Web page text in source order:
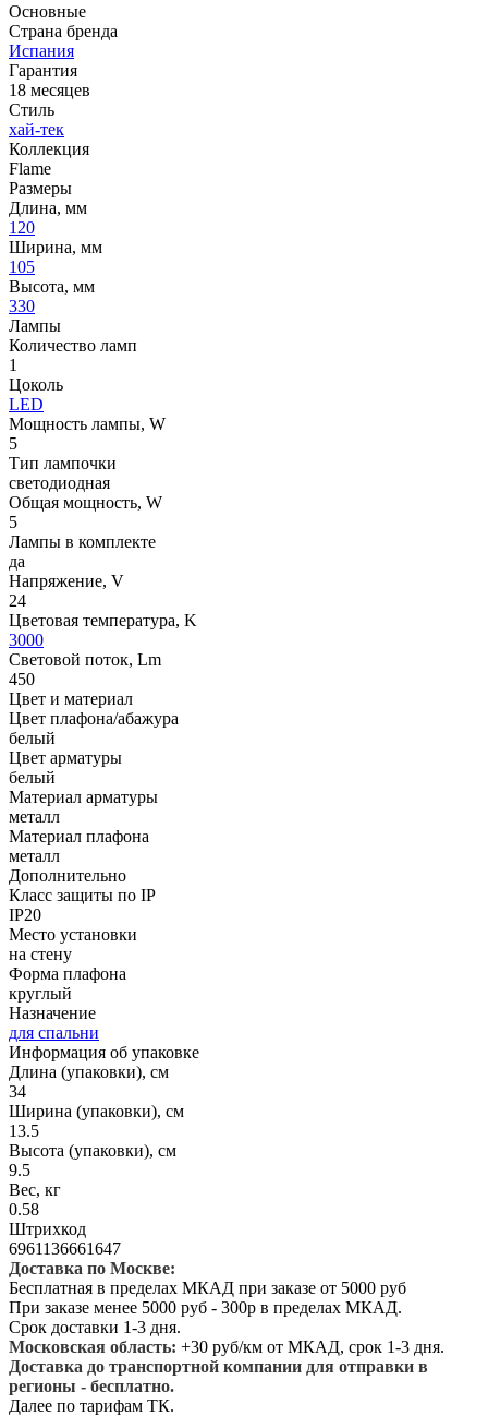
Основные
Страна бренда
Испания
Гарантия
18 месяцев
Стиль
хай-тек
Коллекция
Flame
Размеры
Длина, мм
120
Ширина, мм
105
Высота, мм
330
Лампы
Количество ламп
1
Цоколь
LED
Мощность лампы, W
5
Тип лампочки
светодиодная
Общая мощность, W
5
Лампы в комплекте
да
Напряжение, V
24
Цветовая температура, K
3000
Световой поток, Lm
450
Цвет и материал
Цвет плафона/абажура
белый
Цвет арматуры
белый
Материал арматуры
металл
Материал плафона
металл
Дополнительно
Класс защиты по IP
IP20
Место установки
на стену
Форма плафона
круглый
Назначение
для спальни
Информация об упаковке
Длина (упаковки), см
34
Ширина (упаковки), см
13.5
Высота (упаковки), см
9.5
Вес, кг
0.58
Штрихкод
6961136661647
Доставка по Москве:
Бесплатная в пределах МКАД при заказе от 5000 руб
При заказе менее 5000 руб - 300р в пределах МКАД.
Срок доставки 1-3 дня.
Московская область: +30 руб/км от МКАД, срок 1-3 дня.
Доставка до транспортной компании для отправки в
регионы - бесплатно.
Далее по тарифам ТК.